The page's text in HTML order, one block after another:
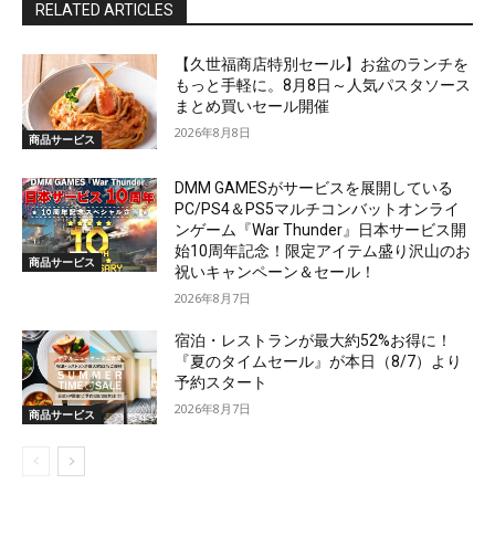
RELATED ARTICLES
商品サービス
【久世福商店特別セール】お盆のランチを
もっと手軽に。8月8日～人気パスタソース
まとめ買いセール開催
2026年8月8日
商品サービス
DMM GAMESがサービスを展開している
PC/PS4＆PS5マルチコンバットオンライ
ンゲーム『War Thunder』日本サービス開
始10周年記念！限定アイテム盛り沢山のお
祝いキャンペーン＆セール！
2026年8月7日
商品サービス
宿泊・レストランが最大約52%お得に！
『夏のタイムセール』が本日（8/7）より
予約スタート
2026年8月7日